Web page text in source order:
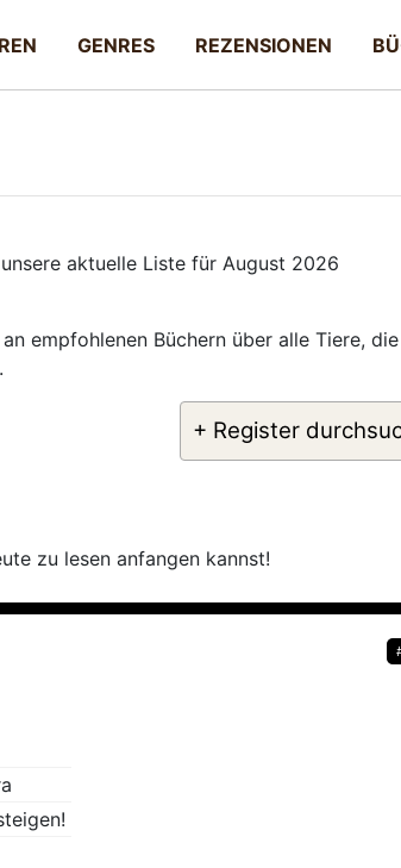
GENRES REZENSIONEN
aktuelle Liste für August 2026
empfohlenen Büchern über alle Tiere, die
+ Register
zu lesen anfangen kannst!